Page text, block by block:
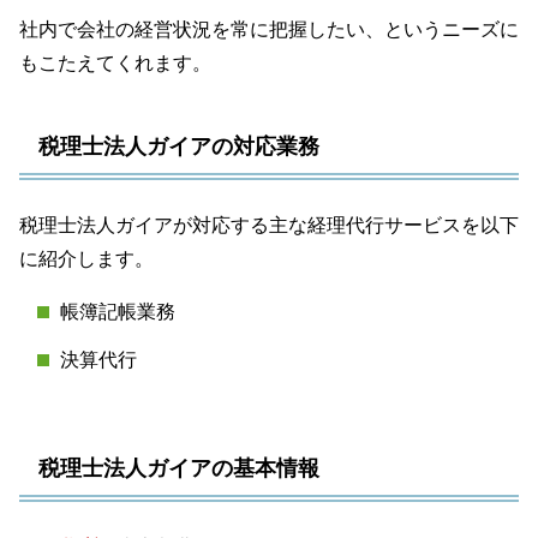
社内で会社の経営状況を常に把握したい、というニーズに
もこたえてくれます。
税理士法人ガイアの対応業務
税理士法人ガイアが対応する主な経理代行サービスを以下
に紹介します。
帳簿記帳業務
決算代行
税理士法人ガイアの基本情報